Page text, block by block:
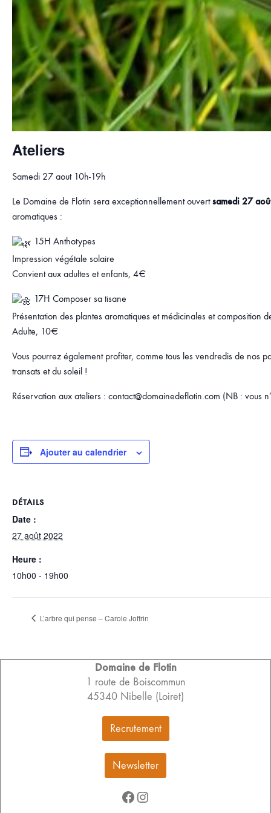
Ateliers
Samedi 27 aout 10h-19h
Le Domaine de Flotin sera exceptionnellement ouvertsamedi 27
aromatiques :
15H Anthotypes
Impression végétale solaire
Convient aux adultes et enfants, 4€
17H Composer sa tisane
Présentation des plantes aromatiques et médicinales et composition
Adulte, 10€
Vous pourrez également profiter, comme tous les vendredis de
transats et du soleil !
Réservation aux ateliers : contact@domainedeflotin.com (NB :
Ajouter au calendrier
DÉTAILS
Date :
27 août 2022
Heure :
10h00 - 19h00
L’arbre qui pense – Carole Joffrin
Domaine de Flotin
1 route de Boiscommun
45340 Nibelle (Loiret)
Recrutement
Newsletter
Facebook
Instagram